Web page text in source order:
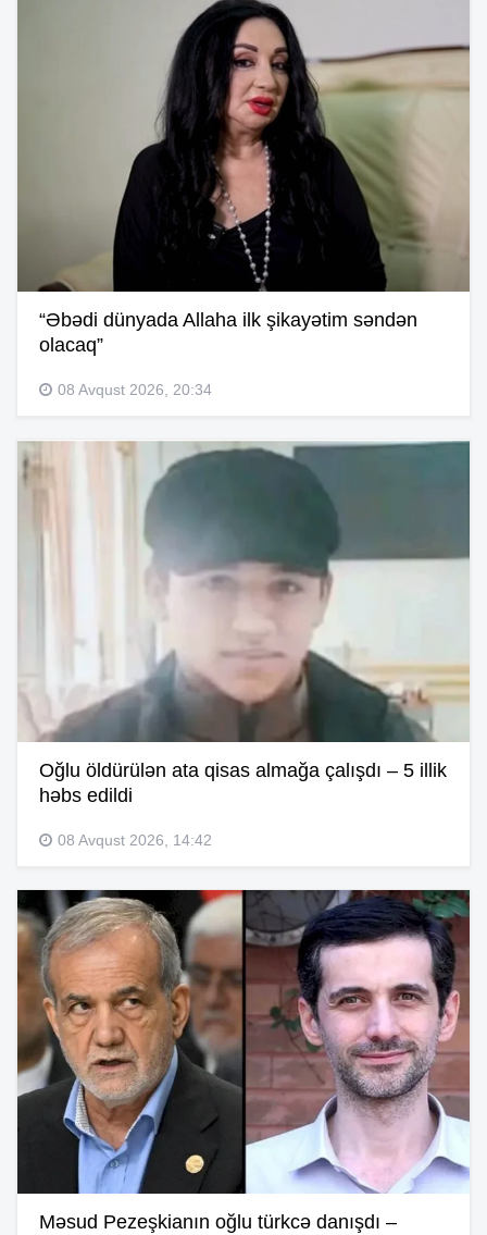
“Əbədi dünyada Allaha ilk şikayətim səndən
olacaq”
08 Avqust 2026, 20:34
Oğlu öldürülən ata qisas almağa çalışdı – 5 illik
həbs edildi
08 Avqust 2026, 14:42
Məsud Pezeşkianın oğlu türkcə danışdı –